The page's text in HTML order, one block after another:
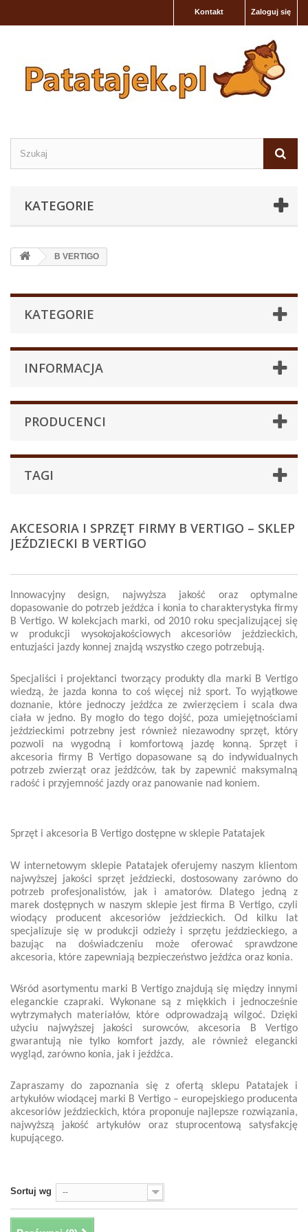
Zaloguj się
Kontakt
KATEGORIE
B VERTIGO
KATEGORIE
INFORMACJA
PRODUCENCI
TAGI
AKCESORIA I SPRZĘT FIRMY B VERTIGO – SKLEP
JEŹDZIECKI B VERTIGO
Innowacyjny design, najwyższa jakość oraz optymalne
dopasowanie do potrzeb jeźdźca i konia to charakterystyka firmy
B Vertigo. W kolekcjach marki, od 2010 roku specjalizującej się
w produkcji wysokojakościowych akcesoriów jeździeckich,
entuzjaści jazdy konnej znajdą wszystko czego potrzebują.
Specjaliści i projektanci tworzący produkty dla marki B Vertigo
wiedzą, że jazda konna to coś więcej niż sport. To wyjątkowe
doznanie, które jednoczy jeźdźca ze zwierzęciem i scala dwa
ciała w jedno. By mogło do tego dojść, poza umiejętnościami
jeździeckimi potrzebny jest również niezawodny sprzęt, który
pozwoli na
wygodną
i komfortową jazdę konną. Sprzęt i
akcesoria firmy B Vertigo dopasowane są do indywidualnych
potrzeb zwierząt oraz jeźdźców, tak by zapewnić maksymalną
radość i przyjemność jazdy oraz panowanie nad koniem.
Sprzęt i akcesoria B Vertigo dostępne w sklepie Patatajek
W internetowym sklepie Patatajek oferujemy naszym klientom
najwyższej jakości sprzęt jeździecki, dostosowany zarówno do
potrzeb profesjonalistów, jak i amatorów. Dlatego jedną z
marek dostępnych w naszym sklepie jest firma B Vertigo, czyli
wiodący producent akcesoriów jeździeckich. Od kilku lat
specjalizuje się w produkcji odzieży i sprzętu jeździeckiego, a
bazując na doświadczeniu może oferować sprawdzone
akcesoria, które zapewniają bezpieczeństwo jeźdźca oraz konia.
Wśród asortymentu marki B Vertigo znajdują się między innymi
eleganckie czapraki. Wykonane są z miękkich i jednocześnie
wytrzymałych materiałów, które odprowadzają wilgoć. Dzięki
użyciu najwyższej jakości surowców, akcesoria B Vertigo
gwarantują nie tylko komfort jazdy, ale również elegancki
wygląd, zarówno konia, jak i jeźdźca.
Zapraszamy do zapoznania się z ofertą sklepu Patatajek i
artykułów wiodącej marki B Vertigo – europejskiego producenta
akcesoriów jeździeckich, która proponuje najlepsze rozwiązania,
najwyższą jakość artykułów oraz stuprocentową satysfakcję
kupującego.
Sortuj wg --